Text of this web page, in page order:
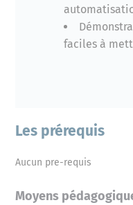
faciles à
Fiabilité
décision
Utiliser l’IA
Les prérequis
Aucun pre-requis
Moyens